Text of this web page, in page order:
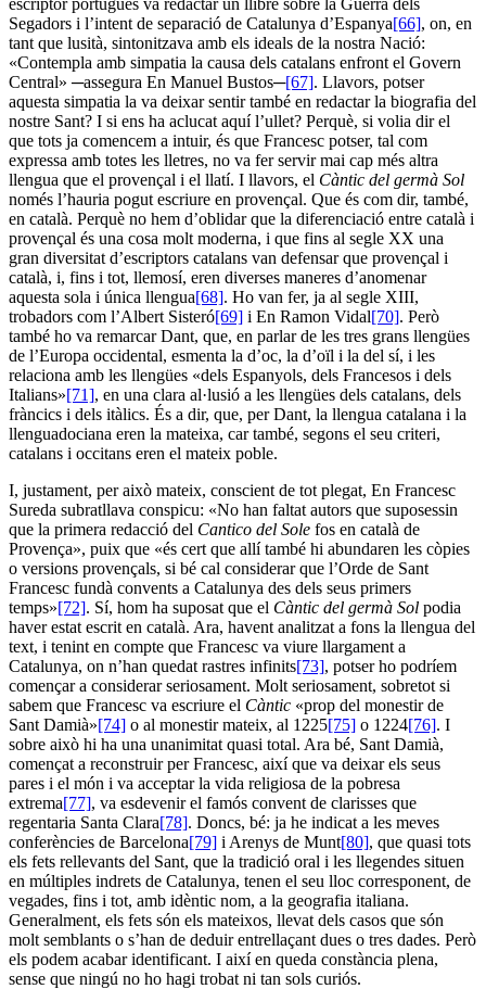
Segadors i l’intent de separació de Catalunya d’Espanya[66], on, en
tant que lusità, sintonitzava amb els ideals de la nostra Nació:
«Contempla amb simpatia la causa dels catalans enfront el Govern
Central» ─assegura En Manuel Bustos─[67]. Llavors, potser
aquesta simpatia la va deixar sentir també en redactar la biografia del
nostre Sant? I si ens ha aclucat aquí l’ullet? Perquè, si volia dir el
que tots ja comencem a intuir, és que Francesc potser, tal com
expressa amb totes les lletres, no va fer servir mai cap més altra
llengua que el provençal i el llatí. I llavors, el Càntic del germà Sol
només l’hauria pogut escriure en provençal. Que és com dir, també,
en català. Perquè no hem d’oblidar que la diferenciació entre català i
provençal és una cosa molt moderna, i que fins al segle XX una
gran diversitat d’escriptors catalans van defensar que provençal i
català, i, fins i tot, llemosí, eren diverses maneres d’anomenar
aquesta sola i única llengua[68]. Ho van fer, ja al segle XIII,
trobadors com l’Albert Sisteró[69] i En Ramon Vidal[70]. Però
també ho va remarcar Dant, que, en parlar de les tres grans llengües
de l’Europa occidental, esmenta la d’oc, la d’oïl i la del sí, i les
relaciona amb les llengües «dels Espanyols, dels Francesos i dels
Italians»[71], en una clara al·lusió a les llengües dels catalans, dels
fràncics i dels itàlics. És a dir, que, per Dant, la llengua catalana i la
llenguadociana eren la mateixa, car també, segons el seu criteri,
catalans i occitans eren el mateix poble.
I, justament, per això mateix, conscient de tot plegat, En Francesc
Sureda subratllava conspicu: «No han faltat autors que suposessin
que la primera redacció del Cantico del Sole fos en català de
Provença», puix que «és cert que allí també hi abundaren les còpies
o versions provençals, si bé cal considerar que l’Orde de Sant
Francesc fundà convents a Catalunya des dels seus primers
temps»[72]. Sí, hom ha suposat que el Càntic del germà Sol podia
haver estat escrit en català. Ara, havent analitzat a fons la llengua del
text, i tenint en compte que Francesc va viure llargament a
Catalunya, on n’han quedat rastres infinits[73], potser ho podríem
començar a considerar seriosament. Molt seriosament, sobretot si
sabem que Francesc va escriure el Càntic «prop del monestir de
Sant Damià»[74] o al monestir mateix, al 1225[75] o 1224[76]. I
sobre això hi ha una unanimitat quasi total. Ara bé, Sant Damià,
començat a reconstruir per Francesc, així que va deixar els seus
pares i el món i va acceptar la vida religiosa de la pobresa
extrema[77], va esdevenir el famós convent de clarisses que
regentaria Santa Clara[78]. Doncs, bé: ja he indicat a les meves
conferències de Barcelona[79] i Arenys de Munt[80], que quasi tots
els fets rellevants del Sant, que la tradició oral i les llegendes situen
en múltiples indrets de Catalunya, tenen el seu lloc corresponent, de
vegades, fins i tot, amb idèntic nom, a la geografia italiana.
Generalment, els fets són els mateixos, llevat dels casos que són
molt semblants o s’han de deduir entrellaçant dues o tres dades. Però
els podem acabar identificant. I així en queda constància plena,
sense que ningú no ho hagi trobat ni tan sols curiós.